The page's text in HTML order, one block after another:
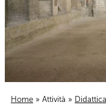
Home » Attività » Didattica